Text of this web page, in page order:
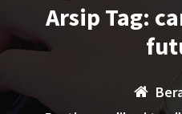
Arsip Tag: